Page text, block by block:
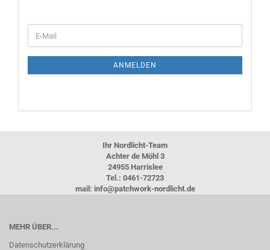
ZUR
E-
Mail
ANMELDEN
Ihr Nordlicht-Team
Achter de Möhl 3
24955 Harrislee
Tel.: 0461-72723
mail: info@patchwork-nordlicht.de
MEHR ÜBER...
Datenschutzerklärung